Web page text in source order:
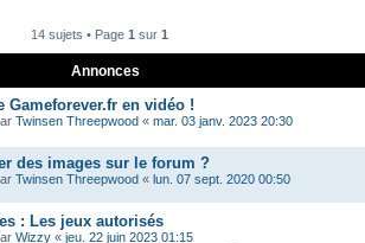
14 sujets • Page 1 sur 1
Annonces
Gameforever.fr en vidéo !
Twinsen Threepwood « mar. 03 janv. 2023 20:30
des images sur le forum ?
Twinsen Threepwood « lun. 07 sept. 2020 00:50
: Les jeux autorisés
Wizzy « jeu. 22 juin 2023 01:15